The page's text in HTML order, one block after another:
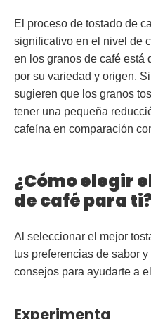
El proceso de tostado de
significativo en el nivel de
en los granos de café está
por su variedad y origen.
sugieren que los granos
tener una pequeña
cafeína en comparación
¿Cómo elegir
de café para
Al seleccionar el mejor
tus preferencias de sabor
consejos para ayudarte a
Experimenta